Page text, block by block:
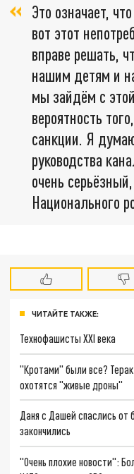
Это означает,
вот этот
вправе решать,
нашим детям и
мы зайдём с
вероятность
санкции. Я
руководства
очень
Национального
ЧИТАЙТЕ ТАКЖЕ:
Технофашисты XXI века
"Кротами" были все?
охотятся "живые дроны"
Даня с Дашей спаслись от
закончились
"Очень плохие новости":